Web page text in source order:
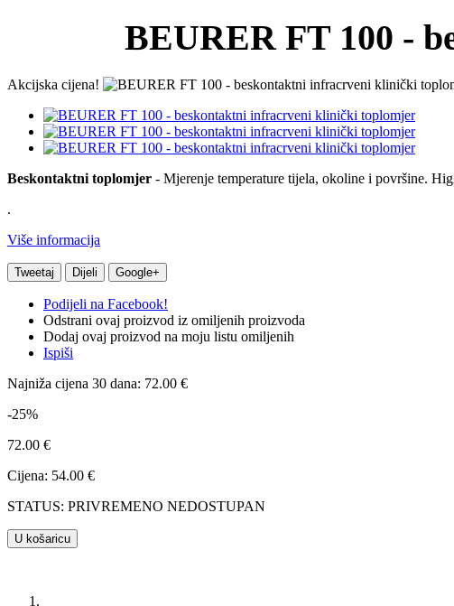
BEURER FT 100 -
Akcijska cijena!
Beskontaktni toplomjer - Mjerenje temperature tijela, okoline i površine. H
.
Više informacija
Tweetaj Dijeli Google+
Podijeli na Facebook!
Odstrani ovaj proizvod iz omiljenih proizvoda
Dodaj ovaj proizvod na moju listu omiljenih
Ispiši
Najniža cijena 30 dana: 72.00 €
-25%
72.00 €
Cijena: 54.00 €
STATUS: PRIVREMENO NEDOSTUPAN
U košaricu